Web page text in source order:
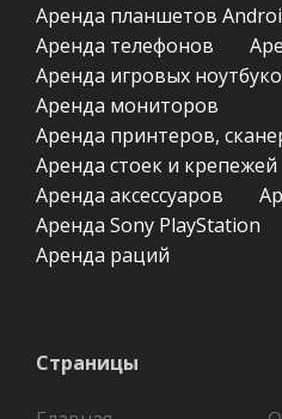
Аренда планшетов
Аренда телефонов
Аренда игровых
Аренда мониторов
Аренда принтеров,
Аренда стоек и крепежей
Аренда аксессуаров
Аренда Sony PlayStation
Аренда раций
Страницы